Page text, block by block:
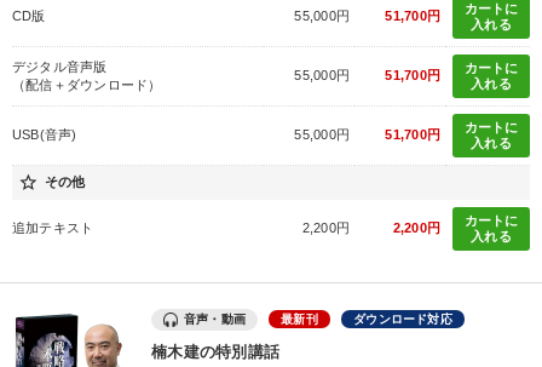
CD版 55,000円 51,700円
カートに
入れる
デジタル音声版
（配信＋ダウンロード）
55,000円 51,700円
カートに
入れる
USB(音声) 55,000円 51,700円
カートに
入れる
star_border その他
追加テキスト 2,200円 2,200円
カートに
入れる
音声・動画 最新刊 ダウンロード対応
楠木建の特別講話